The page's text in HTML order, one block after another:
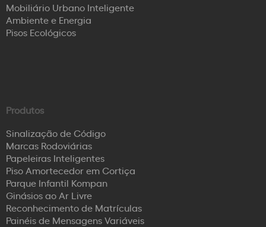
Mobiliário Urbano Inteligente
Ambiente e Energia
Pisos Ecológicos
Produtos
Sinalização de Código
Marcas Rodoviárias
Papeleiras Inteligentes
Piso Amortecedor em Cortiça
Parque Infantil Kompan
Ginásios ao Ar Livre
Reconhecimento de Matrículas
Painéis de Mensagens Variáveis